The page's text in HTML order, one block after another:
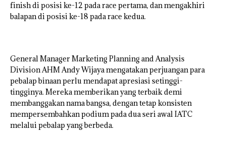
finish di posisi ke-12 pada race pertama, dan mengakhiri
balapan di posisi ke-18 pada race kedua.
General Manager Marketing Planning and Analysis
Division AHM Andy Wijaya mengatakan perjuangan para
pebalap binaan perlu mendapat apresiasi setinggi-
tingginya. Mereka memberikan yang terbaik demi
membanggakan nama bangsa, dengan tetap konsisten
mempersembahkan podium pada dua seri awal IATC
melalui pebalap yang berbeda.